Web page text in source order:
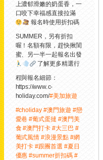
上濃郁滑嫩的奶蛋香，一
口咬下幸福感直接拉滿
報名時使用折扣碼
SUMMER，另有折扣
喔！名額有限，趕快揪閨
蜜、另一半一起報名出發
了解更多精選行
程與報名細節：
https://www.c-
holiday.com/#美加旅遊
#choliday #澳門旅遊 #戀
愛巷 #葡式蛋撻 #澳門美
食 #澳門打卡 #大三巴 #
葡式風情 #浪漫景點 #網
美打卡 #跟團首選 #夏日
優惠 #summer折扣碼 #